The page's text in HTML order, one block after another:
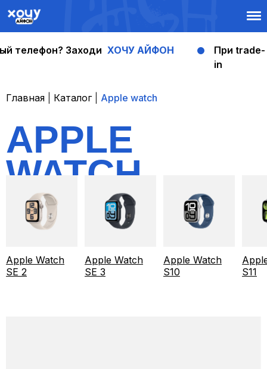
При trade-
in
ХОЧУ АЙФОН
телефон? Заходи
Главная Каталог| Apple watch
APPLE
WATCH
Apple Watch
S10
Apple Watch
SE 3
Apple Watch
SE 2
S11